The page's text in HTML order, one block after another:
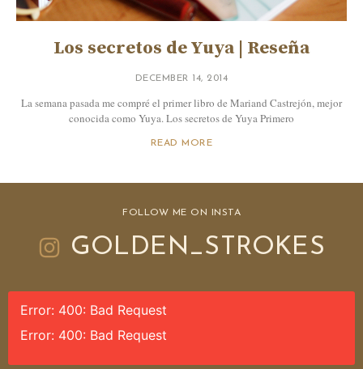
Los secretos de Yuya | Reseña
DECEMBER 14, 2014
La semana pasada me compré el primer libro de Mariand Castrejón, mejor
conocida como Yuya. Los secretos de Yuya Primero
READ MORE
FOLLOW ME ON INSTA
GOLDEN_STROKES
Error: 400: Bad Request
Error: 400: Bad Request